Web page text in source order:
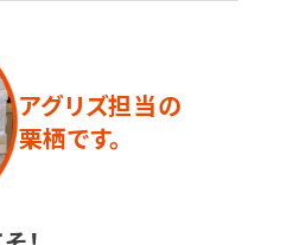
アグリズ担当の
栗栖です。